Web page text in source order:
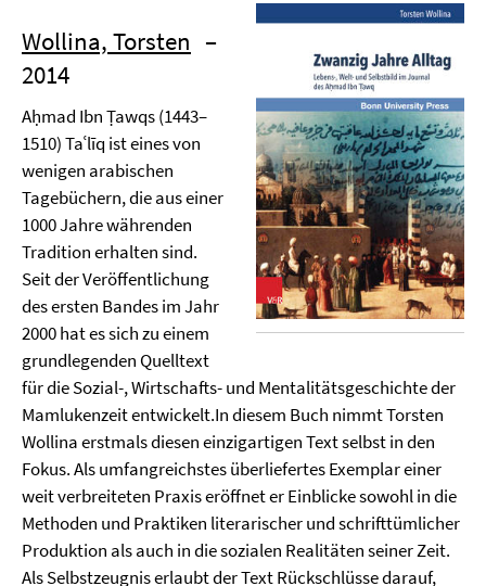
Wollina, Torsten –
2014
Aḥmad Ibn Ṭawqs (1443–
1510) Taʿlīq ist eines von
wenigen arabischen
Tagebüchern, die aus einer
1000 Jahre währenden
Tradition erhalten sind.
Seit der Veröffentlichung
des ersten Bandes im Jahr
2000 hat es sich zu einem
grundlegenden Quelltext
für die Sozial-, Wirtschafts- und Mentalitätsgeschichte der
Mamlukenzeit entwickelt.In diesem Buch nimmt Torsten
Wollina erstmals diesen einzigartigen Text selbst in den
Fokus. Als umfangreichstes überliefertes Exemplar einer
weit verbreiteten Praxis eröffnet er Einblicke sowohl in die
Methoden und Praktiken literarischer und schrifttümlicher
Produktion als auch in die sozialen Realitäten seiner Zeit.
Als Selbstzeugnis erlaubt der Text Rückschlüsse darauf,